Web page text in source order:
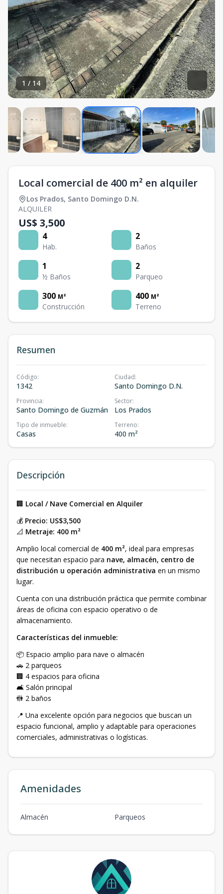
1 / 14
Local comercial de 400 m² en alquiler
Los Prados, Santo Domingo D.N.
ALQUILER
US$ 3,500
4
Hab.
2
Baños
1
½ Baños
2
Parqueo
300 M²
Construcción
400 M²
Terreno
Resumen
Código:
1342
Ciudad:
Santo Domingo D.N.
Provincia:
Santo Domingo de Guzmán
Sector:
Los Prados
Tipo de inmueble:
Casas
Terreno:
400 m²
Descripción
🏢 Local / Nave Comercial en Alquiler
💰 Precio: US$3,500
📐 Metraje: 400 m²
Amplio local comercial de 400 m², ideal para empresas
que necesitan espacio para nave, almacén, centro de
distribución u operación administrativa en un mismo
lugar.
Cuenta con una distribución práctica que permite combinar
áreas de oficina con espacio operativo o de
almacenamiento.
Características del inmueble:
📦 Espacio amplio para nave o almacén
🚗 2 parqueos
🏢 4 espacios para oficina
🛋️ Salón principal
🚻 2 baños
📍 Una excelente opción para negocios que buscan un
espacio funcional, amplio y adaptable para operaciones
comerciales, administrativas o logísticas.
Amenidades
Almacén Parqueos